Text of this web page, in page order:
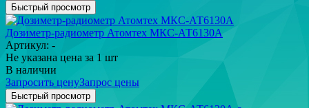
Быстрый просмотр
Дозиметр-радиометр Атомтех МКС-АТ6130А
Артикул: -
Не указана цена за 1 шт
В наличии
Запросить ценуЗапрос цены
Быстрый просмотр